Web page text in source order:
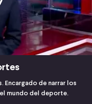
Encargado de narrar los
mundo del deporte.